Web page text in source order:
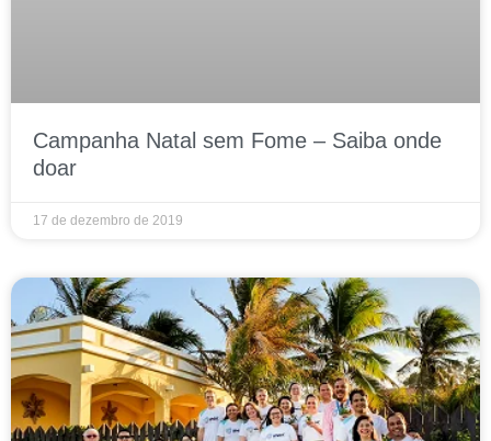
Campanha Natal sem Fome – Saiba onde
doar
17 de dezembro de 2019